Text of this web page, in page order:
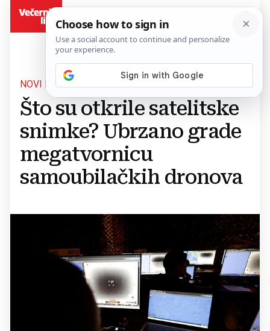
NOVI KOMPLEKS
Što su otkrile satelitske
snimke? Ubrzano grade
megatvornicu
samoubilačkih dronova